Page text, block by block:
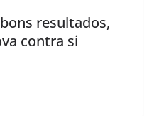
resultados,
contra si